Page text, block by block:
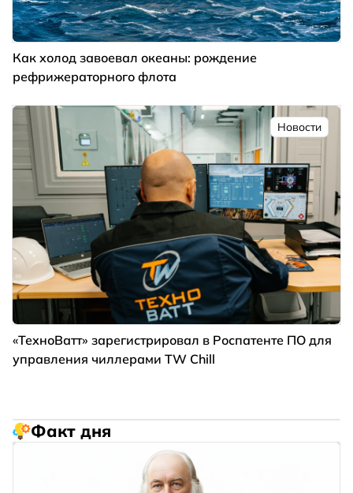
Как холод завоевал океаны: рождение
рефрижераторного флота
Новости
«ТехноВатт» зарегистрировал в Роспатенте ПО для
управления чиллерами TW Chill
Факт дня